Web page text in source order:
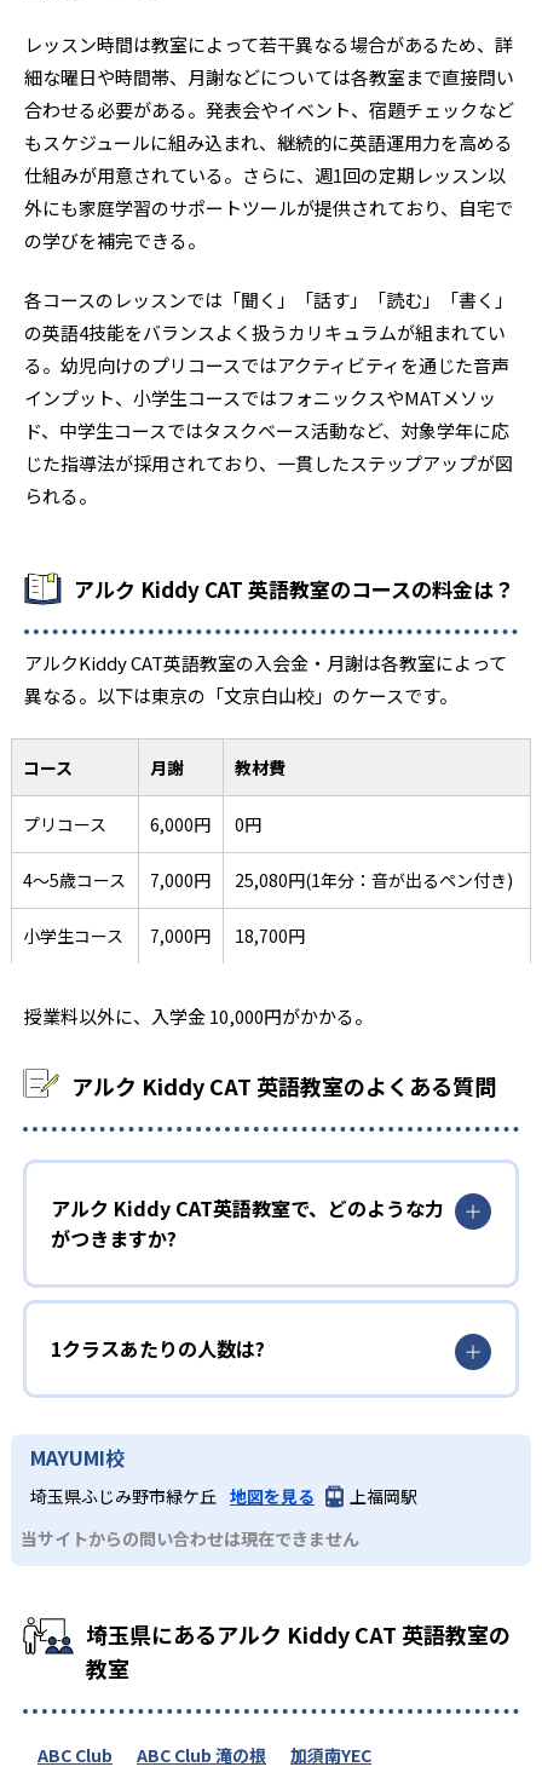
レッスン時間は教室によって若干異なる場合があるため、詳
細な曜日や時間帯、月謝などについては各教室まで直接問い
合わせる必要がある。発表会やイベント、宿題チェックなど
もスケジュールに組み込まれ、継続的に英語運用力を高める
仕組みが用意されている。さらに、週1回の定期レッスン以
外にも家庭学習のサポートツールが提供されており、自宅で
の学びを補完できる。
各コースのレッスンでは「聞く」「話す」「読む」「書く」
の英語4技能をバランスよく扱うカリキュラムが組まれてい
る。幼児向けのプリコースではアクティビティを通じた音声
インプット、小学生コースではフォニックスやMATメソッ
ド、中学生コースではタスクベース活動など、対象学年に応
じた指導法が採用されており、一貫したステップアップが図
られる。
アルク Kiddy CAT 英語教室のコースの料金は？
アルクKiddy CAT英語教室の入会金・月謝は各教室によって
異なる。以下は東京の「文京白山校」のケースです。
コース 月謝 教材費
プリコース 6,000円 0円
4～5歳コース 7,000円 25,080円(1年分：音が出るペン付き)
小学生コース 7,000円 18,700円
授業料以外に、入学金 10,000円がかかる。
アルク Kiddy CAT 英語教室のよくある質問
アルク Kiddy CAT英語教室で、どのような力
がつきますか?
1クラスあたりの人数は?
MAYUMI校
埼玉県ふじみ野市緑ケ丘 地図を見る
上福岡駅
当サイトからの問い合わせは現在できません
埼玉県にあるアルク Kiddy CAT 英語教室の
教室
ABC Club ABC Club 滝の根
加須南YEC